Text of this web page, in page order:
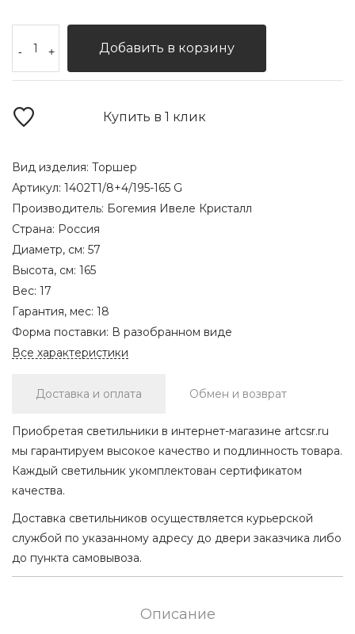
- + Добавить в корзину
Купить в 1 клик
Вид изделия: Торшер
Артикул: 1402T1/8+4/195-165 G
Производитель: Богемия Ивеле Кристалл
Страна: Россия
Диаметр, см: 57
Высота, см: 165
Вес: 17
Гарантия, мес: 18
Форма поставки: В разобранном виде
Все характеристики
Доставка и оплата Обмен и возврат
Приобретая светильники в интернет-магазине artcsr.ru
мы гарантируем высокое качество и подлинность товара.
Каждый светильник укомплектован сертификатом
качества.
Доставка светильников осуществляется курьерской
службой по указанному адресу до двери заказчика либо
до пункта самовывоза.
Описание